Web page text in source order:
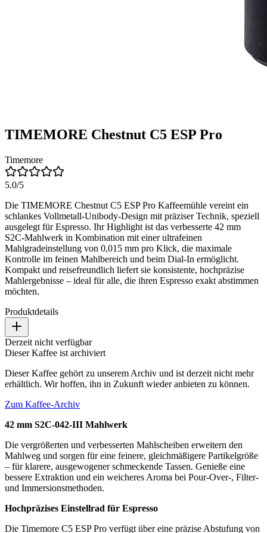
TIMEMORE Chestnut C5 ESP Pro
Timemore
5.0/5
Die TIMEMORE Chestnut C5 ESP Pro Kaffeemühle vereint ein
schlankes Vollmetall-Unibody-Design mit präziser Technik, speziell
ausgelegt für Espresso. Ihr Highlight ist das verbesserte 42 mm
S2C-Mahlwerk in Kombination mit einer ultrafeinen
Mahlgradeinstellung von 0,015 mm pro Klick, die maximale
Kontrolle im feinen Mahlbereich und beim Dial-In ermöglicht.
Kompakt und reisefreundlich liefert sie konsistente, hochpräzise
Mahlergebnisse – ideal für alle, die ihren Espresso exakt abstimmen
möchten.
Produktdetails
Derzeit nicht verfügbar
Dieser Kaffee ist archiviert
Dieser Kaffee gehört zu unserem Archiv und ist derzeit nicht mehr
erhältlich. Wir hoffen, ihn in Zukunft wieder anbieten zu können.
Zum Kaffee-Archiv
42 mm S2C-042-III Mahlwerk
Die vergrößerten und verbesserten Mahlscheiben erweitern den
Mahlweg und sorgen für eine feinere, gleichmäßigere Partikelgröße
– für klarere, ausgewogener schmeckende Tassen. Genieße eine
bessere Extraktion und ein weicheres Aroma bei Pour-Over-, Filter-
und Immersionsmethoden.
Hochpräzises Einstellrad für Espresso
Die Timemore C5 ESP Pro verfügt über eine präzise Abstufung von